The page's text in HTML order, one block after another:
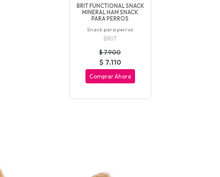
BRIT FUNCTIONAL SNACK
MINERAL HAM SNACK
PARA PERROS
Snack para perros
BRIT
$ 7.900
$ 7.110
Comprar Ahora